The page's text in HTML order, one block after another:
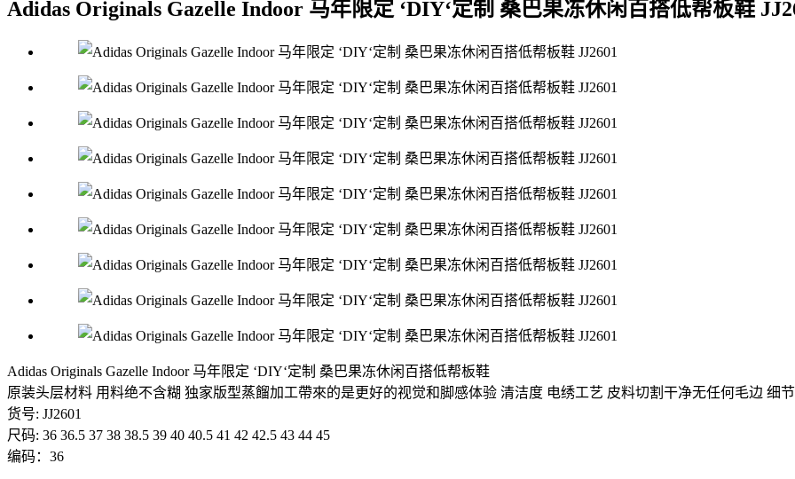
Adidas Originals Gazelle Indoor 马年限定 ‘DIY‘定制 桑巴果冻休闲百搭低帮板鞋
Adidas Originals Gazelle Indoor 马年限定 ‘DIY‘定制 桑巴果冻休闲百搭低帮板鞋
原装头层材料 用料绝不含糊 独家版型蒸餾加工帶來的是更好的视觉和脚感体验 清洁度 电绣工艺 皮料切割干净无任何毛边 细
货号: JJ2601
尺码: 36 36.5 37 38 38.5 39 40 40.5 41 42 42.5 43 44 45
编码：36